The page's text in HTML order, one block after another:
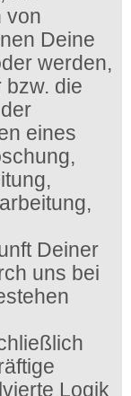
von
Deine
werden,
bzw. die
eines
Deiner
uns bei
Logik